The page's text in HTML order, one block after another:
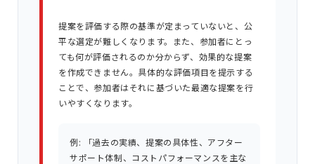
提案を評価する際の基準が定まっていないと、公
平な選定が難しくなります。また、参加者にとっ
ても何が評価されるのか分からず、効果的な提案
を作成できません。具体的な評価項目を提示する
ことで、参加者はそれに基づいた最適な提案を行
いやすくなります。
例: 「過去の実績、提案の具体性、アフター
サポート体制、コストパフォーマンスを主な